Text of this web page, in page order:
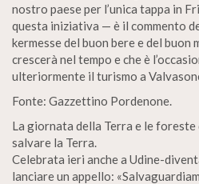
nostro paese per l’unica tappa in
questa iniziativa — è il commento
kermesse del buon bere e del buon
crescerà nel tempo e che è
ulteriormente il turismo a
Fonte: Gazzettino Pordenone.
La giornata della Terra e le foreste
salvare la Terra.
Celebrata ieri anche a Udine-
lanciare un appello: